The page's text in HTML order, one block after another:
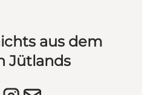
aus dem
Jütlands